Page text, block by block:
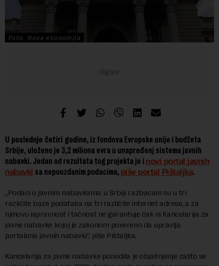
Foto: Nova ekonomija
U poslednje četiri godine, iz fondova Evropske unije i budžeta
Srbije, uloženo je 3,2 miliona evra u unapređenj sistema javnih
nabavki. Jedan od rezultata tog projekta je i novi portal javnih
nabavki sa nepouzdanim podacima, piše portal Pištaljka.
„Podaci o javnim nabavkama u Srbiji razbacani su u tri
različite baze podataka na tri različite internet adrese, a za
njihovu ispravnost i tačnost ne garantuje čak ni Kancelarija za
javne nabavke kojoj je zakonom povereno da upravlja
portalima javnih nabavki“, piše Pištaljka.
Kancelarija za javne nabavke ponudila je objašnjenje zašto se